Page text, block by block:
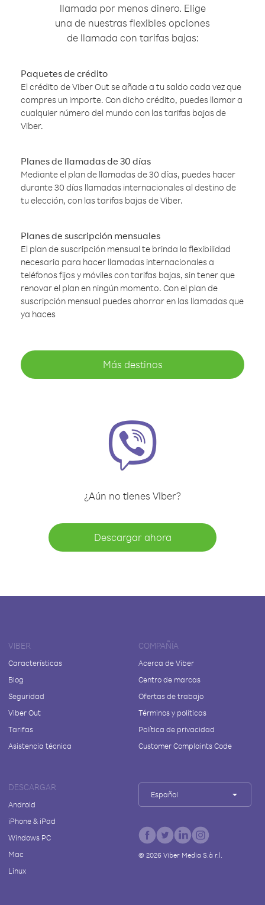
llamada por menos dinero. Elige
una de nuestras flexibles opciones
de llamada con tarifas bajas:
Paquetes de crédito
El crédito de Viber Out se añade a tu saldo cada vez que
compres un importe. Con dicho crédito, puedes llamar a
cualquier número del mundo con las tarifas bajas de
Viber.
Planes de llamadas de 30 días
Mediante el plan de llamadas de 30 días, puedes hacer
durante 30 días llamadas internacionales al destino de
tu elección, con las tarifas bajas de Viber.
Planes de suscripción mensuales
El plan de suscripción mensual te brinda la flexibilidad
necesaria para hacer llamadas internacionales a
teléfonos fijos y móviles con tarifas bajas, sin tener que
renovar el plan en ningún momento. Con el plan de
suscripción mensual puedes ahorrar en las llamadas que
ya haces
Más destinos
¿Aún no tienes Viber?
Descargar ahora
VIBER
Características
Blog
Seguridad
Viber Out
Tarifas
Asistencia técnica
COMPAÑÍA
Acerca de Viber
Centro de marcas
Ofertas de trabajo
Términos y políticas
Política de privacidad
Customer Complaints Code
DESCARGAR
Android
iPhone & iPad
Windows PC
Mac
Linux
Español
© 2026Viber Media S.à r.l.